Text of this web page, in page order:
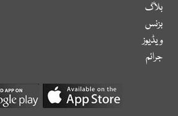
بلاگ
بزنس
ویڈیوز
جرائم